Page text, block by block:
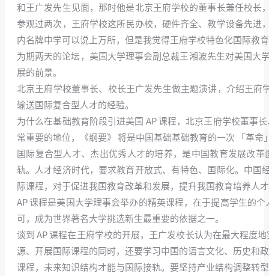
和王广发先生见面，那时他是北京王府学校的董事长兼任校
参观过两次，王府学校这所民办校，硬件齐全、教学设备先
内名牌中学可以说上万所，但是我觉得王府学校特色化国际教
为期两天的论坛，美国大学理事会副总裁王湘波先生对美国大
展的前景。
北京王府学校董事长、校长王广发先生做主题演讲，介绍王府
输送国际复合型人才的经验。
为什么在基础教育阶段引进美国 AP 课程，北京王府学校董事
常重要的地位，《纲要》 将是中国基础基础教育的一次 「革命
国际复合型人才、杰出优秀人才的培养，是中国教育发展改
轨。人才经济时代，要求教育开放式、有特色、国际化。中
际课程，对于促进我国教育改革和发展，提升我国教育培养人
AP 课程是美国大学理事会举办的精英课程，在于提高学生的
可，成为世界著名大学挑选新生最重要的依据之一。
谈到 AP 课程在王府学校的开展，王广发校长认为在最大程度
源、开展国际课程的同时，还要学习中国的语言文化、历史和
课程，未来知识结构才能与国际接轨。要坚持产业结构调整转